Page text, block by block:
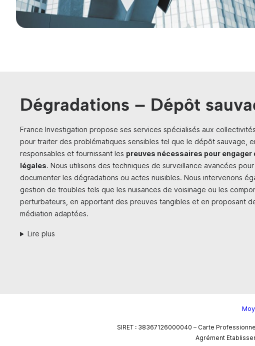
Dégradations – Dépôt
France Investigation propose ses services spécialisés aux
pour traiter des problématiques sensibles tel que le dépôt sauvage,
responsables et fournissant les preuves nécessaires pour engager
légales. Nous utilisons des techniques de surveillance avancées
documenter les dégradations ou actes nuisibles. Nous intervenons
gestion de troubles tels que les nuisances de voisinage ou les
perturbateurs, en apportant des preuves tangibles et en proposant
médiation adaptées.
Lire plus
SIRET : 38367126000040 – Carte
Agrément